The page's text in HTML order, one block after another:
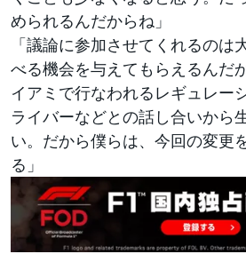
められるんだからね」
「議論に参加させてくれるのは
べる機会を与えてもらえるんだ
イアミで行なわれるレギュレー
ライバーなどとの話し合いから
い。だから僕らは、今回の変更
る」